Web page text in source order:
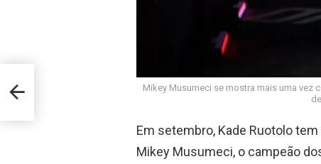
Mikey Musumeci se mostra mais uma vez
Em setembro, Kade Ruotolo
Mikey Musumeci, o campeão
ao